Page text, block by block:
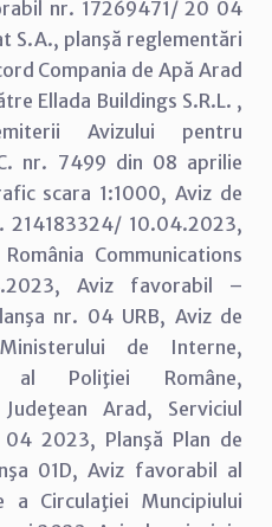
nr. 17269471/ 20 04
S.A., planşă reglementări
Compania de Apă Arad
Ellada Buildings S.R.L. ,
Avizului pentru
nr. 7499 din 08 aprilie
scara 1:1000, Aviz de
214183324/ 10.04.2023,
Communications
Aviz favorabil –
nr. 04 URB, Aviz de
de Interne,
al Poliţiei Române,
Arad, Serviciul
2023, Planşă Plan de
01D, Aviz favorabil al
a Circulaţiei Muncipiului